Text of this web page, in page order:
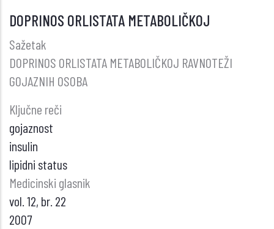
DOPRINOS ORLISTATA METABOLIČKOJ
Sažetak
DOPRINOS ORLISTATA METABOLIČKOJ RAVNOTEŽI
GOJAZNIH OSOBA
Ključne reči
gojaznost
insulin
lipidni status
Medicinski glasnik
vol. 12, br. 22
2007